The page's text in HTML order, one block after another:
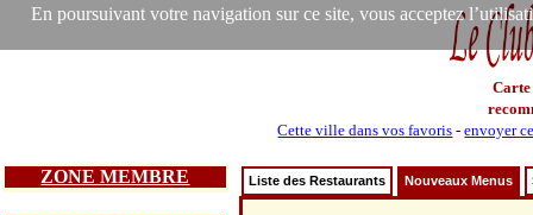
En poursuivant votre navigation sur ce site, vous acceptez
Carte
Cette ville dans vos favoris -envoyer
ZONE MEMBRE Liste des Restaurants Nouveaux Menus